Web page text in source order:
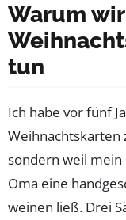
Warum
tun
Ich habe vor fünf
Weihnachtskarten
sondern weil
Oma eine
weinen ließ. Drei